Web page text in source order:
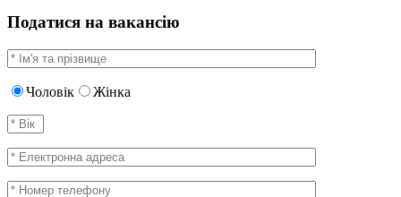
Податися на вакансію
Чоловік Жінка